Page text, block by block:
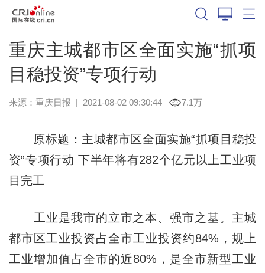
重庆主城都市区全面实施“抓项
目稳投资”专项行动
来源： 重庆日报 | 2021-08-02 09:30:44 7.1万
原标题：主城都市区全面实施“抓项目稳投
资”专项行动 下半年将有282个亿元以上工业项
目完工
工业是我市的立市之本、强市之基。主城
都市区工业投资占全市工业投资约84%，规上
工业增加值占全市的近80%，是全市新型工业